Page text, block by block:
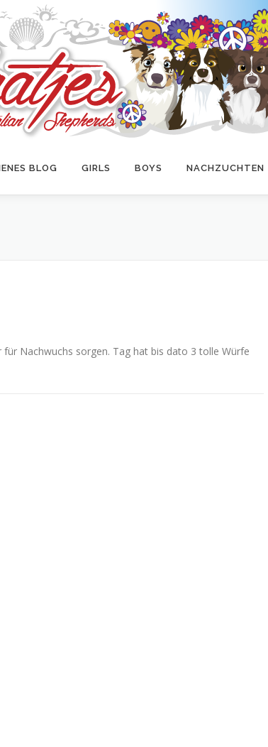
BLOG GIRLS BOYS NACHZUCHTEN
Nachwuchs sorgen. Tag hat bis dato 3 tolle Würfe